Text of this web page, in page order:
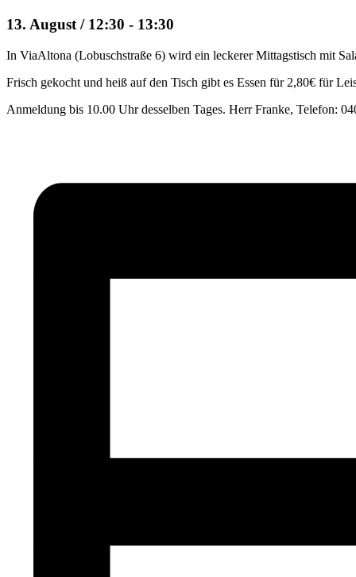
13. August / 12:30 - 13:30
In ViaAltona (Lobuschstraße 6) wird ein leckerer Mittagstisch mit
Frisch gekocht und heiß auf den Tisch gibt es Essen für 2,80€ für
Anmeldung bis 10.00 Uhr desselben Tages. Herr Franke, Telefon: